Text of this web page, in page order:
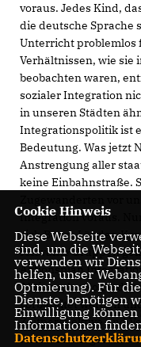
voraus. Jedes Kind,
die deutsche Sprache
Unterricht problemlos
Verhältnissen, wie sie
beobachten waren,
sozialer Integration
in unseren Städten
Integrationspolitik ist
Bedeutung. Was jetzt
Anstrengung aller
keine Einbahnstraße.
Integration voraus.
sich Bund, Länder,
relevante Gruppen
Aktionsplan
Aktionsplan sollte
vorbereitet werden
Zeitperspektive und
Maßnahmen geführt
Cookie Hinweis
Diese Webseite
sind, um die
verwenden wir
helfen, unser
Optmierung). Für
Dienste, benötigen
Einwilligung
Informationen